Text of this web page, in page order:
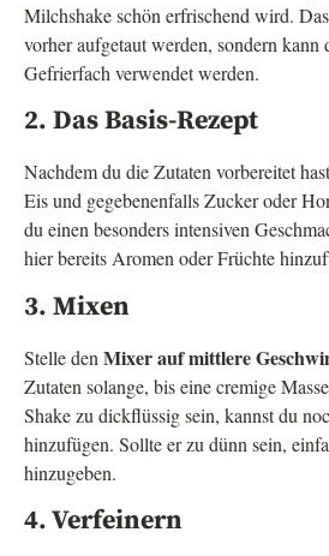
Milchshake schön erfrischend wird.
vorher aufgetaut werden, sondern kann
Gefrierfach verwendet werden.
2. Das Basis-Rezept
Nachdem du die Zutaten vorbereitet
Eis und gegebenenfalls Zucker oder
du einen besonders intensiven
hier bereits Aromen oder Früchte
3. Mixen
Stelle den Mixer auf mittlere
Zutaten solange, bis eine cremige
Shake zu dickflüssig sein, kannst du
hinzufügen. Sollte er zu dünn sein,
hinzugeben.
4. Verfeinern